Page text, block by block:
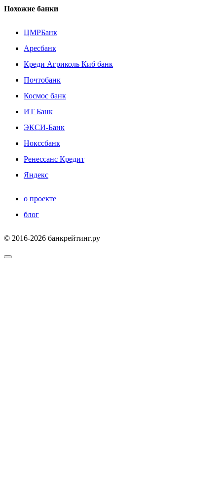
Похожие банки
ЦМРБанк
Аресбанк
Креди Агриколь Киб банк
Почтобанк
Космос банк
ИТ Банк
ЭКСИ-Банк
Нокссбанк
Ренессанс Кредит
Яндекс
о проекте
блог
© 2016-2026 банкрейтинг.ру